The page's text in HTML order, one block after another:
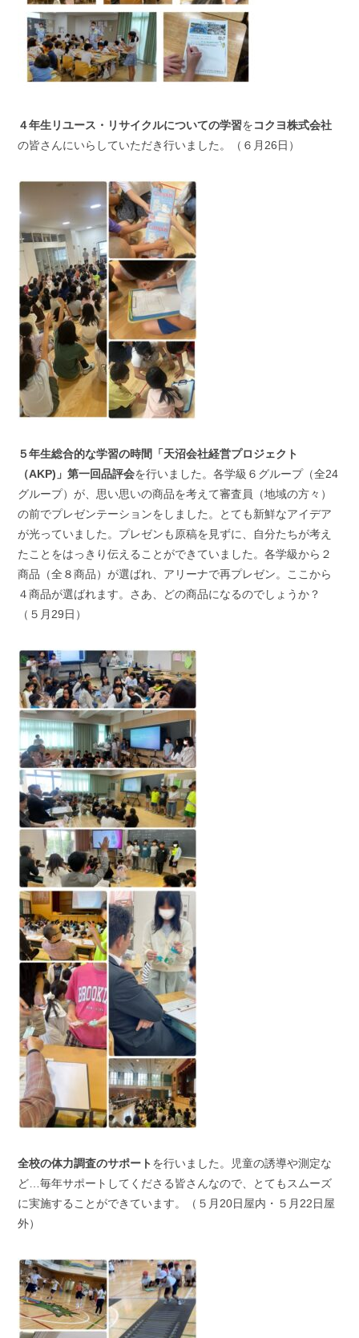
４年生リユース・リサイクルについての学習をコクヨ株式会社
の皆さんにいらしていただき行いました。（６月26日）
５年生総合的な学習の時間「天沼会社経営プロジェクト
（AKP)」第一回品評会を行いました。各学級６グループ（全24
グループ）が、思い思いの商品を考えて審査員（地域の方々）
の前でプレゼンテーションをしました。とても新鮮なアイデア
が光っていました。プレゼンも原稿を見ずに、自分たちが考え
たことをはっきり伝えることができていました。各学級から２
商品（全８商品）が選ばれ、アリーナで再プレゼン。ここから
４商品が選ばれます。さあ、どの商品になるのでしょうか？
（５月29日）
全校の体力調査のサポート を行いました。児童の誘導や測定な
ど…毎年サポートしてくださる皆さんなので、とてもスムーズ
に実施することができています。（５月20日屋内・５月22日屋
外）